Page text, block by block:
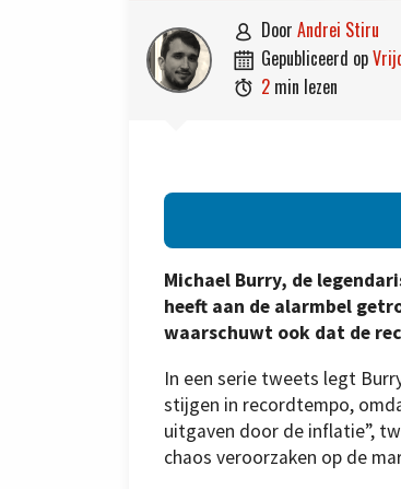
 door Andrei Stiru
 gepubliceerd op
 2 min lezen
Michael Burry, de
heeft aan de alarmbel
waarschuwt ook dat de
In een serie tweets legt
stijgen in recordtempo,
uitgaven door de inflatie”,
chaos veroorzaken op de